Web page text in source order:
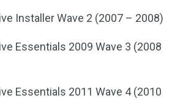
Installer Wave 2 (2007 – 2008)
Essentials 2009 Wave 3 (2008
Essentials 2011 Wave 4 (2010